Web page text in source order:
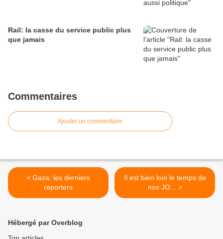
Rail: la casse du service public plus
que jamais
Commentaires
Ajouter un commentaire
< Gaza: les derniers
reporters
Il est bien loin le temps de
nos JO... >
Hébergé par Overblog